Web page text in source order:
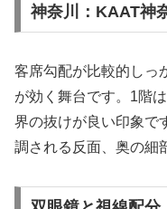
神奈川：KAAT神
客席勾配が比較的しっ
が効く舞台です。1階
界の抜けが良い印象で
調される反面、奥の細